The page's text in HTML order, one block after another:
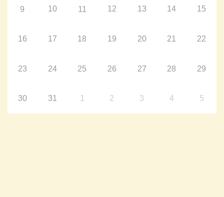
9 10 11 12 13 14 15
16 17 18 19 20 21 22
23 24 25 26 27 28 29
30 31 1 2 3 4 5